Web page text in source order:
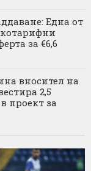
Една от
за €6,6
вносител на
2,5
проект за